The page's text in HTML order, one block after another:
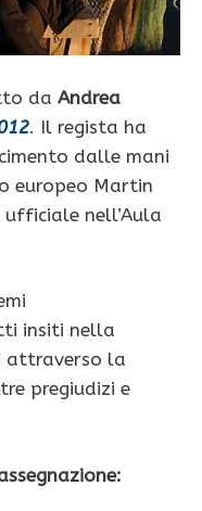
da Andrea
. Il regista ha
dalle mani
europeo Martin
nell’Aula
insiti nella
attraverso la
pregiudizi e